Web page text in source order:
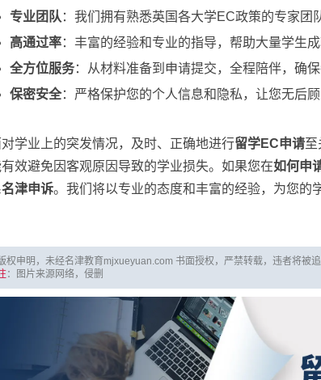
专业团队 ：我们拥有熟悉英国各大学EC政策的专家团
高通过率：丰富的经验和专业的指导，帮助大量学生成
全方位服务：从材料准备到申请提交，全程陪伴，确
保密安全：严格保护您的个人信息和隐私，让您无后顾
学业上的突发情况，及时、正确地进行留学EC申请
效避免因客观原因导致的学业损失。如果您在如何申
名津申诉。我们将以专业的态度和丰富的经验，为您的
权申明，未经名津教育mjxueyuan.com 书面授权，严禁转载，违者将被追
：图片来源网络，侵删